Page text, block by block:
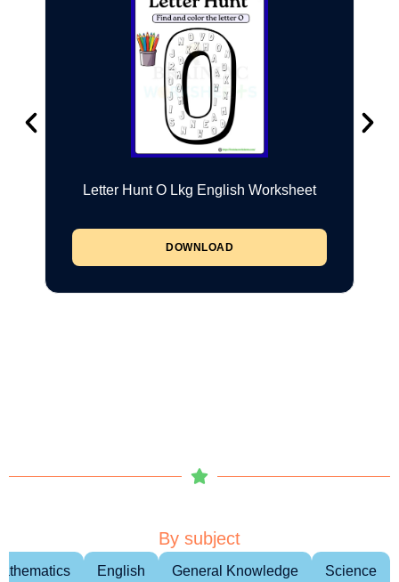
Letter Hunt O Lkg English Worksheet
DOWNLOAD
By subject
English General Knowledge Science